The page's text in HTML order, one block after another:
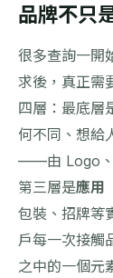
品牌不只
很多查詢一開
求後，真正需
四層：最底層
何不同、想給
——由 Logo、
第三層是應用
包裝、招牌等
戶每一次接觸
之中的一個元